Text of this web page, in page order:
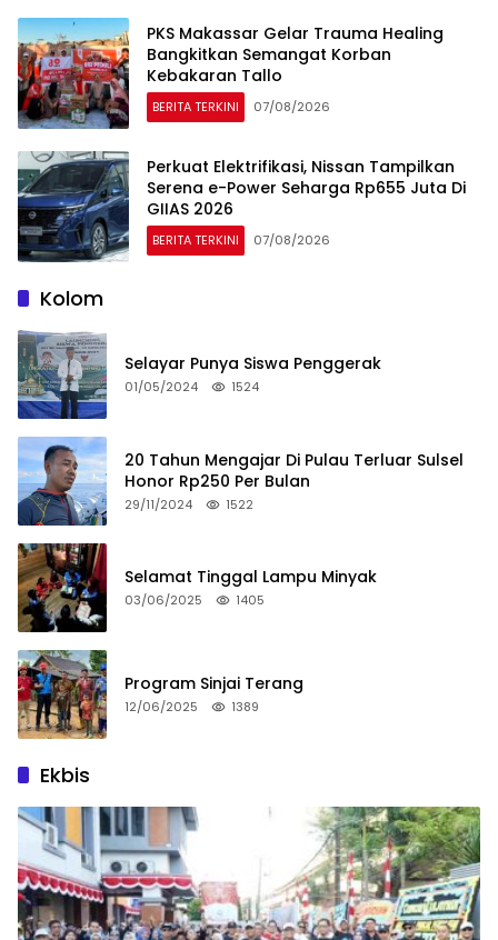
PKS Makassar Gelar Trauma Healing
Bangkitkan Semangat Korban
Kebakaran Tallo
BERITA TERKINI 07/08/2026
Perkuat Elektrifikasi, Nissan Tampilkan
Serena e-Power Seharga Rp655 Juta Di
GIIAS 2026
BERITA TERKINI 07/08/2026
Kolom
Selayar Punya Siswa Penggerak
01/05/2024 1524
20 Tahun Mengajar Di Pulau Terluar Sulsel
Honor Rp250 Per Bulan
29/11/2024 1522
Selamat Tinggal Lampu Minyak
03/06/2025 1405
Program Sinjai Terang
12/06/2025 1389
Ekbis